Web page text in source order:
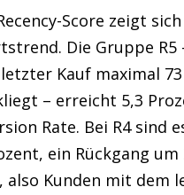
Score zeigt
Die Gruppe R5
Kauf maximal
– erreicht 5,3
Rate. Bei R4 sind
ein Rückgang um
also Kunden mit dem